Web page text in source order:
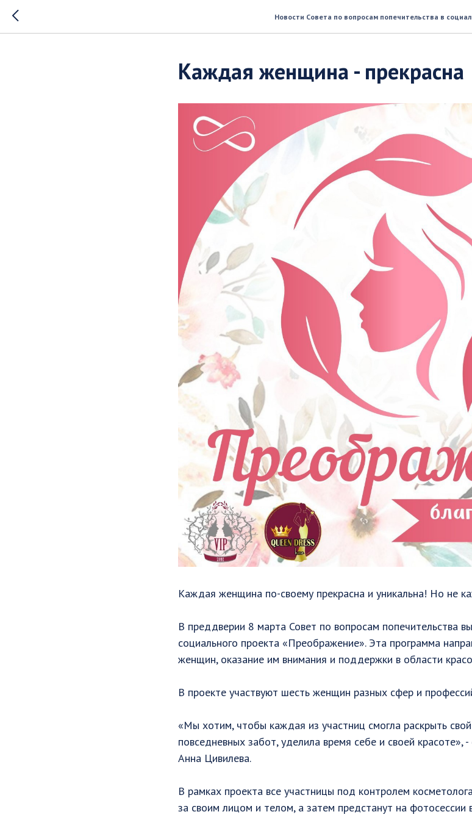
Новости Совета по вопросам попечительства в
Каждая женщина - прекрасна
Каждая женщина по-своему прекрасна и уникальна! Но не
В преддверии 8 марта Совет по вопросам попечительства
социального проекта «Преображение». Эта программа
женщин, оказание им внимания и поддержки в области
В проекте участвуют шесть женщин разных сфер и
«Мы хотим, чтобы каждая из участниц смогла раскрыть
повседневных забот, уделила время себе и своей красоте»,
Анна Цивилева. ⠀
В рамках проекта все участницы под контролем
за своим лицом и телом, а затем предстанут на фотосессии